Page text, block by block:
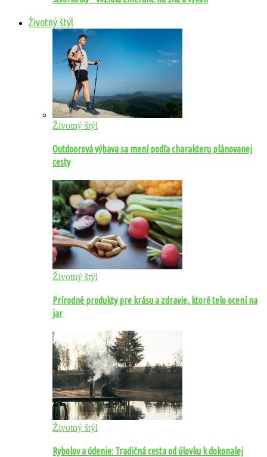
Životný štýl
Životný štýl
Outdoorová výbava sa mení podľa charakteru plánovanej
cesty
Životný štýl
Prírodné produkty pre krásu a zdravie, ktoré telo ocení na
jar
Životný štýl
Rybolov a údenie: Tradičná cesta od úlovku k dokonalej